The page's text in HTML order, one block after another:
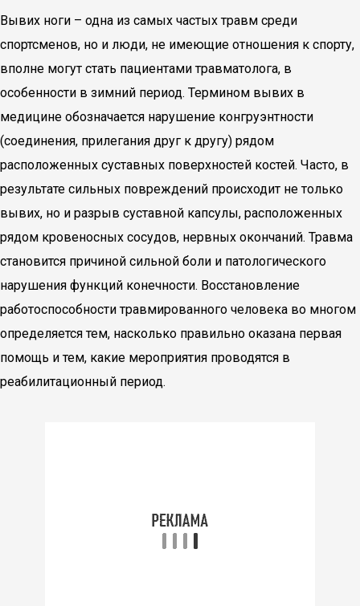
Вывих ноги – одна из самых частых травм среди
спортсменов, но и люди, не имеющие отношения к спорту,
вполне могут стать пациентами травматолога, в
особенности в зимний период. Термином вывих в
медицине обозначается нарушение конгруэнтности
(соединения, прилегания друг к другу) рядом
расположенных суставных поверхностей костей. Часто, в
результате сильных повреждений происходит не только
вывих, но и разрыв суставной капсулы, расположенных
рядом кровеносных сосудов, нервных окончаний. Травма
становится причиной сильной боли и патологического
нарушения функций конечности. Восстановление
работоспособности травмированного человека во многом
определяется тем, насколько правильно оказана первая
помощь и тем, какие мероприятия проводятся в
реабилитационный период.